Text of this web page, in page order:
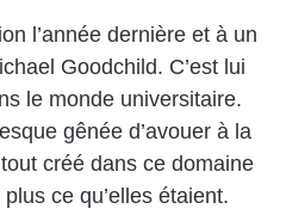
l’année dernière et à un
Goodchild. C’est lui
le monde universitaire.
gênée d’avouer à la
créé dans ce domaine
ce qu’elles étaient.